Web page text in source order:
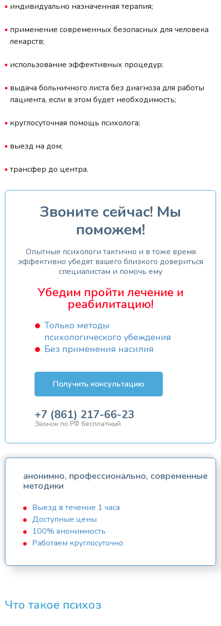
индивидуально назначенная терапия;
применение современных безопасных для человека
лекарств;
использование эффективных процедур;
выдача больничного листа без диагноза для работы
пациента, если в этом будет необходимость;
круглосуточная помощь психолога;
выезд на дом;
трансфер до центра.
Звоните сейчас! Мы
поможем!
Опытные психологи тактично и в тоже время
эффективно убедят вашего близкого довериться
специалистам и помочь ему
Убедим пройти лечение и
реабилитацию!
Только методы
психологического убеждения
Без применения насилия
Получить консультацию
+7 (861) 217-66-23
Звонок по РФ бесплатный
анонимно, профессионально, современные
методики
Выезд в течение 1 часа
Доступные цены
100% анонимность
Работаем круглосуточно
Что такое психоз